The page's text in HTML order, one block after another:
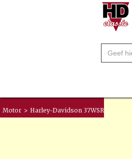
Motor > Harley-Davidson 37WSR